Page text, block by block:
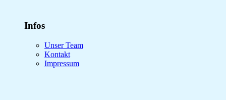
Infos
Unser Team
Kontakt
Impressum